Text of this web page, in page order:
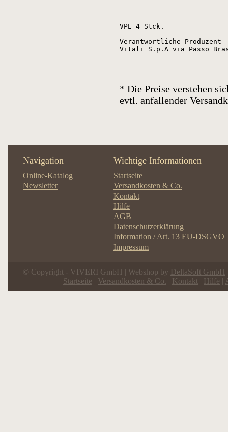
VPE 4 Stck.
Verantwortliche Produzent
Vitali S.p.A via Passo
* Die Preise verstehen
evtl. anfallender
Navigation
Online-Katalog
Newsletter
Wichtige Informationen
Startseite
Versandkosten & Co.
Kontakt
Hilfe
AGB
Datenschutzerklärung
Information / Art. 13 EU-DSGVO
Impressum
© Copyright - VIVERI GmbH | Webshop by DeltaSoft GmbH
Startseite | Versandkosten & Co. | Kontakt | Hilfe |